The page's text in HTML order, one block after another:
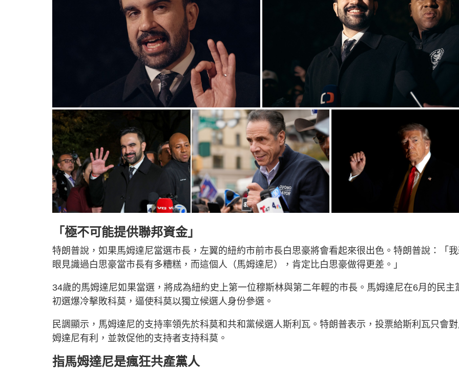
「極不可能提供聯邦資金」
特朗普說，如果馬姆達尼當選市長，左翼的紐約市前市長白思豪將會看起來很出色。特朗普說：「
眼見識過白思豪當市長有多糟糕，而這個人（馬姆達尼），肯定比白思豪做得更差。」
34歲的馬姆達尼如果當選，將成為紐約史上第一位穆斯林與第二年輕的市長。馬姆達尼在6月的民主
初選爆冷擊敗科莫，逼使科莫以獨立候選人身份參選。
民調顯示，馬姆達尼的支持率領先於科莫和共和黨候選人斯利瓦。特朗普表示，投票給斯利瓦只會
姆達尼有利，並敦促他的支持者支持科莫。
指馬姆達尼是瘋狂共產黨人